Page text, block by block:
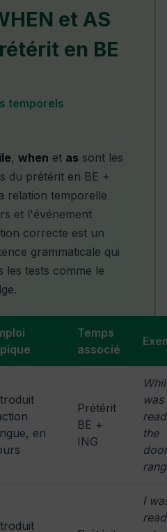
et AS
en BE
temporels
, when et as sont les
du prétérit en BE +
relation temporelle
et l'événement
correcte est un
grammaticale qui
les tests comme le
Temps
associé
en
Prétérit
BE +
ING
was
the
I